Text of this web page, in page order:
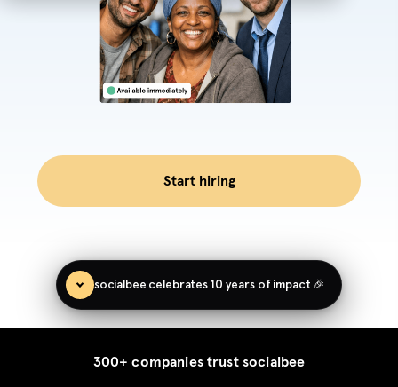
Start hiring
socialbee celebrates 10 years of impact 🎉
300+ companies trust socialbee